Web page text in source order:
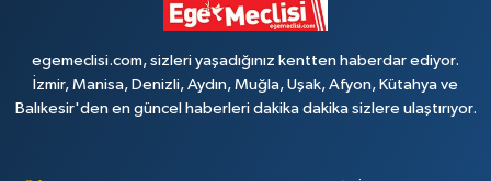
egemeclisi.com, sizleri yaşadığınız kentten haberdar ediyor.
İzmir, Manisa, Denizli, Aydın, Muğla, Uşak, Afyon, Kütahya ve
Balıkesir'den en güncel haberleri dakika dakika sizlere ulaştırıyor.